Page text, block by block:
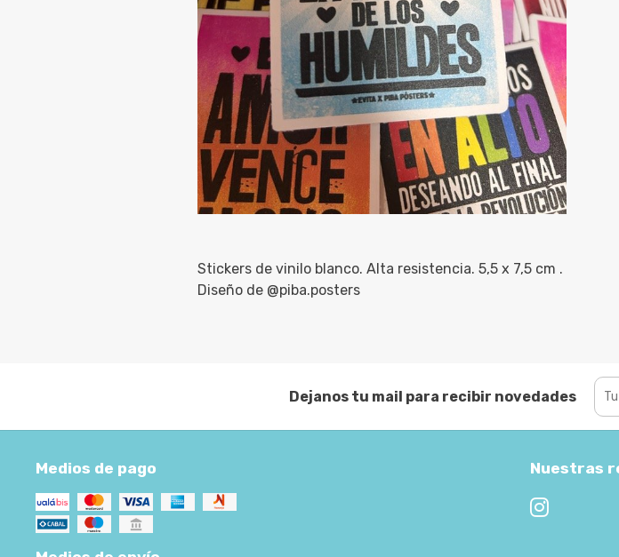
Stickers de vinilo blanco. Alta resistencia. 5,5 x 7,5 cm .
Diseño de @piba.posters
Dejanos tu mail para recibir novedades
Medios de pago Nuestras